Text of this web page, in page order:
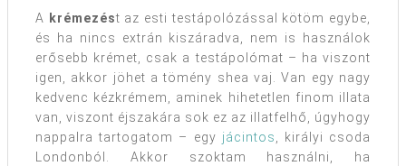
A krémezést az esti testápolózással kötöm egybe,
és ha nincs extrán kiszáradva, nem is használok
erősebb krémet, csak a testápolómat – ha viszont
igen, akkor jöhet a tömény shea vaj. Van egy nagy
kedvenc kézkrémem, aminek hihetetlen finom illata
van, viszont éjszakára sok ez az illatfelhő, úgyhogy
nappalra tartogatom – egy jácintos, királyi csoda
Londonból. Akkor szoktam használni, ha